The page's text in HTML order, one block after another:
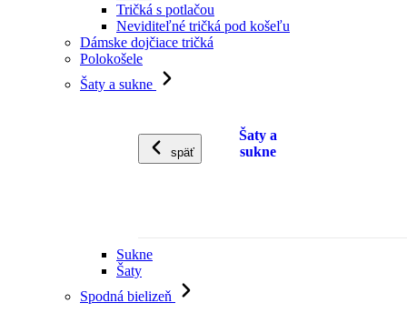
Tričká s potlačou
Neviditeľné tričká pod košeľu
Dámske dojčiace tričká
Polokošele
Šaty a sukne
späť
Šaty a
sukne
Sukne
Šaty
Spodná bielizeň